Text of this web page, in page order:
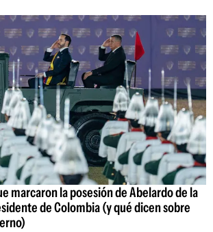
marcaron la posesión de Abelardo de la
de Colombia (y qué dicen sobre